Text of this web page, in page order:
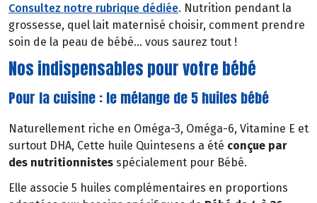
Consultez notre rubrique dédiée. Nutrition pendant la
grossesse, quel lait maternisé choisir, comment prendre
soin de la peau de bébé... vous saurez tout !
Nos indispensables pour votre bébé
Pour la cuisine : le mélange de 5 huiles bébé
Naturellement riche en Oméga-3, Oméga-6, Vitamine E et
surtout DHA, Cette huile Quintesens a été conçue par
des nutritionnistes spécialement pour Bébé.
Elle associe 5 huiles complémentaires en proportions